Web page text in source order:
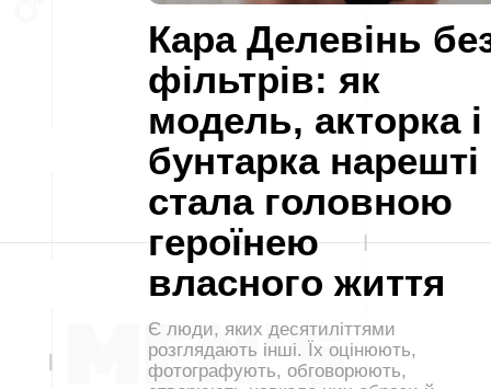
Кара Делевінь
фільтрів: як
модель, акторка і
бунтарка нарешті
стала головною
героїнею
власного життя
Є люди, яких десятиліттями
розглядають інші. Їх оцінюють,
фотографують, обговорюють,